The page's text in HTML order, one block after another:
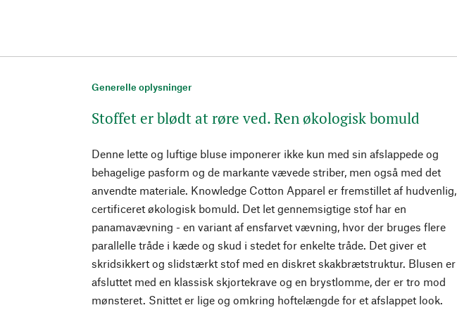
Generelle oplysninger
Stoffet er blødt at røre ved. Ren økologisk bomuld
Denne lette og luftige bluse imponerer ikke kun med sin afslappede og
behagelige pasform og de markante vævede striber, men også med det
anvendte materiale. Knowledge Cotton Apparel er fremstillet af hudvenlig,
certificeret økologisk bomuld. Det let gennemsigtige stof har en
panamavævning - en variant af ensfarvet vævning, hvor der bruges flere
parallelle tråde i kæde og skud i stedet for enkelte tråde. Det giver et
skridsikkert og slidstærkt stof med en diskret skakbrætstruktur. Blusen er
afsluttet med en klassisk skjortekrave og en brystlomme, der er tro mod
mønsteret. Snittet er lige og omkring hoftelængde for et afslappet look.